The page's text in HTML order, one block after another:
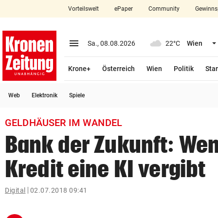
closeSchließen
account_circle Anmelden
arrow_right
bookmark
search
Suchbegriff
eingeben
Vorteilswelt ePaper Community
menu Menü aufklappen
Sa., 08.08.2026 22°C Wien
Krone+ Österreich Wien Politik
Web Elektronik Spiele
GELDHÄUSER IM WANDEL
Bank der Zukunft:
Kredit eine KI vergibt
Digital 02.07.2018 09:41